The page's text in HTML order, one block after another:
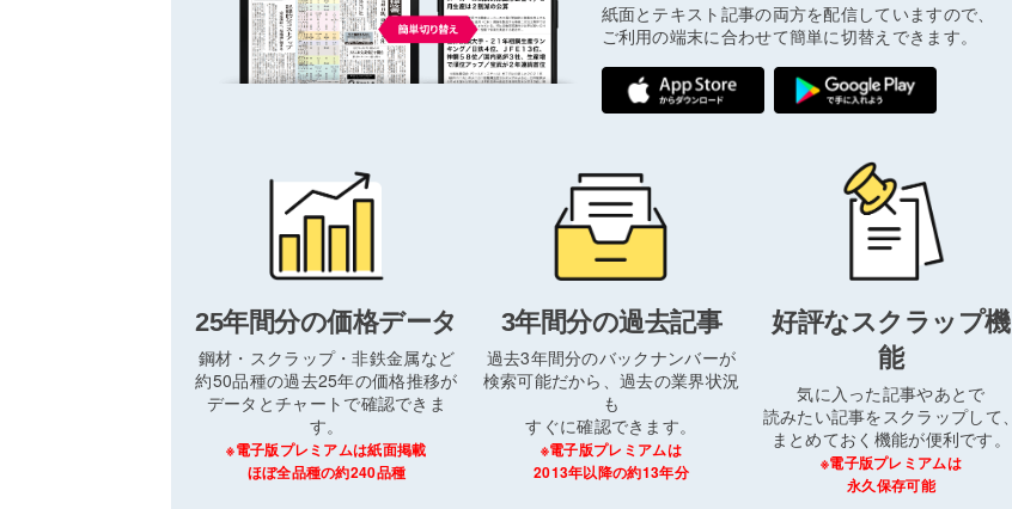
紙面とテキスト記事の両方を配信していますので、
ご利用の端末に合わせて簡単に切替えできます。
25年間分の価格データ
鋼材・スクラップ・非鉄金属など
約50品種の過去25年の価格推移が
データとチャートで確認できま
す。
※電子版プレミアムは紙面掲載
ほぼ全品種の約240品種
3年間分の過去記事
過去3年間分のバックナンバーが
検索可能だから、過去の業界状況
も
すぐに確認できます。
※電子版プレミアムは
2013年以降の約13年分
好評なスクラップ機
能
気に入った記事やあとで
読みたい記事をスクラップして、
まとめておく機能が便利です。
※電子版プレミアムは
永久保存可能